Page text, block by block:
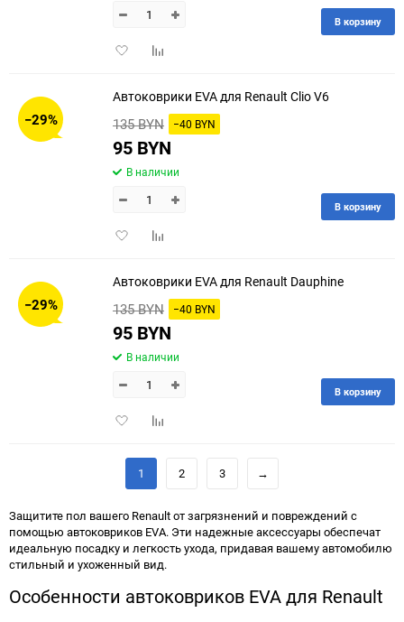
ДобавитьДобавить
В корзину
−29%
Автоковрики EVA для Renault Clio V6
135 BYN −40 BYN
95 BYN
В наличии
ДобавитьДобавить
В корзину
−29%
Автоковрики EVA для Renault Dauphine
135 BYN −40 BYN
95 BYN
В наличии
Добавить
избранное
Добавить
сравнению
В корзину
1 2 3 →
Защитите пол вашего Renault от загрязнений и повреждений с
помощью автоковриков EVA. Эти надежные аксессуары обеспечат
идеальную посадку и легкость ухода, придавая вашему автомобилю
стильный и ухоженный вид.
Особенности автоковриков EVA для Renault